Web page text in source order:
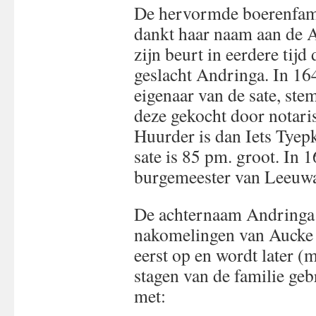
De hervormde
dankt haar naam aan de
zijn beurt in eerdere tijd
geslacht Andringa. In
eigenaar van de sate,
deze gekocht door
Huurder is dan Iets
sate is 85 pm. groot. In
burgemeester van
De achternaam
nakomelingen van
eerst op en wordt later
stagen van de familie
met: